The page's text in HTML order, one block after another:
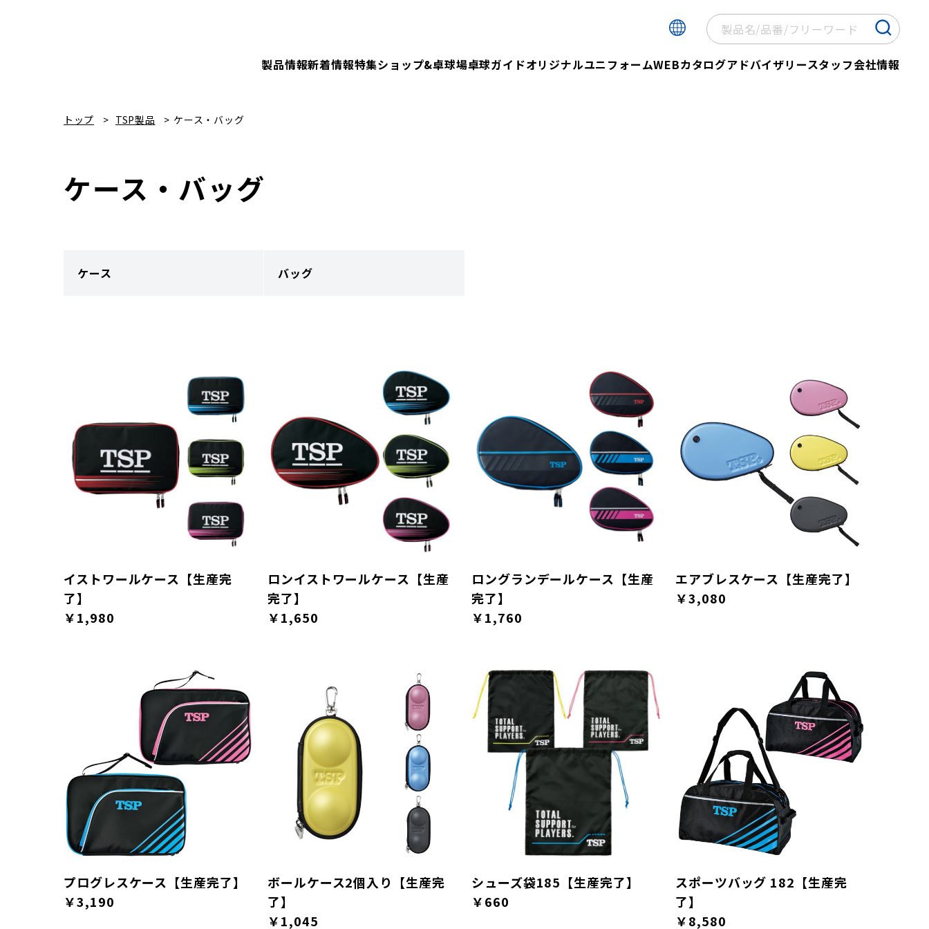
製品情報新着情報特集ショップ&卓球場卓球ガイドオリジナルユニフォームWEBカタログアドバイザリースタッフ会社情報
トップ TSP製品 ケース・バッグ
ケース・バッグ
ケース バッグ
イストワールケース【生産完
了】
￥1,980
ロンイストワールケース【生産
完了】
￥1,650
ロングランデールケース【生産
完了】
￥1,760
エアブレスケース【生産完了】
￥3,080
プログレスケース【生産完了】
￥3,190
ボールケース2個入り【生産完
了】
￥1,045
シューズ袋185【生産完了】
￥660
スポーツバッグ 182【生産完
了】
￥8,580